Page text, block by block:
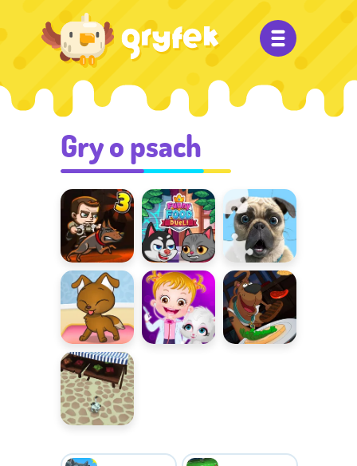
Gry o psach
Money
Movers 3
Funny Food
Duel
Puzzle Mocny
Mike
Pupile
księżniczki
Idefixa